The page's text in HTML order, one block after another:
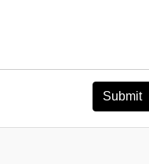
Submit